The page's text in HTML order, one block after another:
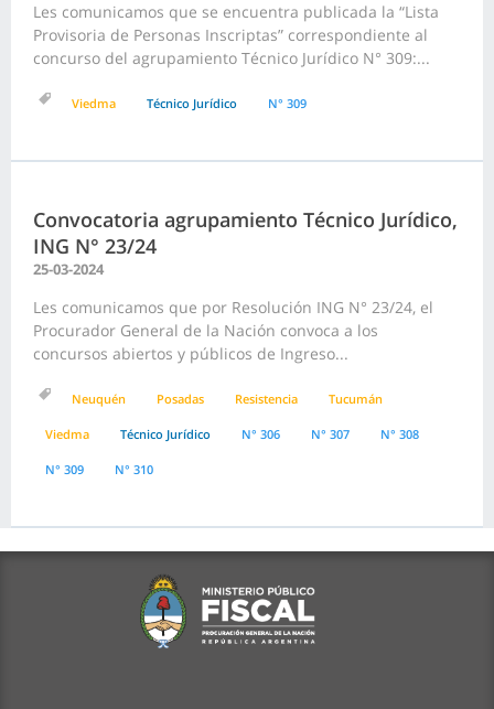
Les comunicamos que se encuentra publicada la “Lista
Provisoria de Personas Inscriptas” correspondiente al
concurso del agrupamiento Técnico Jurídico N° 309:...
Viedma Técnico Jurídico N° 309
Convocatoria agrupamiento Técnico Jurídico,
ING N° 23/24
25-03-2024
Les comunicamos que por Resolución ING N° 23/24, el
Procurador General de la Nación convoca a los
concursos abiertos y públicos de Ingreso...
Neuquén Posadas Resistencia Tucumán
Viedma Técnico Jurídico N° 306 N° 307 N° 308
N° 309 N° 310